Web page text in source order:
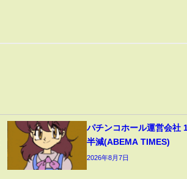
パチンコホール運営会社
半減(ABEMA TIMES)
2026年8月7日